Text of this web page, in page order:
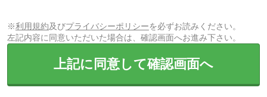
※利用規約及びプライバシーポリシーを必ずお読みください。
左記内容に同意いただいた場合は、確認画面へお進み下さい。
上記に同意して確認画面へ